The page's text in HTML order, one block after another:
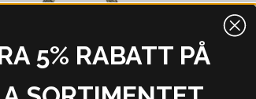
5% RABATT PÅ